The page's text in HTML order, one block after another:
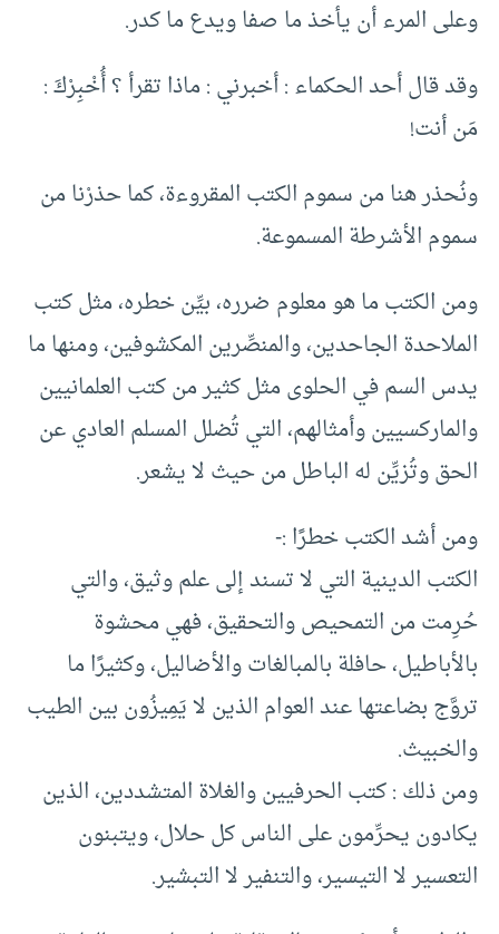
وعلى المرء أن يأخذ ما صفا ويدع ما كدر.
وقد قال أحد الحكماء : أخبرني : ماذا تقرأ ؟ أُخْبِرْكَ :
مَن أنت!
ونُحذر هنا من سموم الكتب المقروءة، كما حذرْنا من
سموم الأشرطة المسموعة.
ومن الكتب ما هو معلوم ضرره، بيِّن خطره، مثل كتب
الملاحدة الجاحدين، والمنصِّرين المكشوفين، ومنها ما
يدس السم في الحلوى مثل كثير من كتب العلمانيين
والماركسيين وأمثالهم، التي تُضلل المسلم العادي عن
الحق وتُزيِّن له الباطل من حيث لا يشعر.
ومن أشد الكتب خطرًا :-
الكتب الدينية التي لا تسند إلى علم وثيق، والتي
حُرِمت من التمحيص والتحقيق، فهي محشوة
بالأباطيل، حافلة بالمبالغات والأضاليل، وكثيرًا ما
تروَّج بضاعتها عند العوام الذين لا يَمِيزُون بين الطيب
والخبيث.
ومن ذلك : كتب الحرفيين والغلاة المتشددين، الذين
يكادون يحرِّمون على الناس كل حلال، ويتبنون
التعسير لا التيسير، والتنفير لا التبشير.